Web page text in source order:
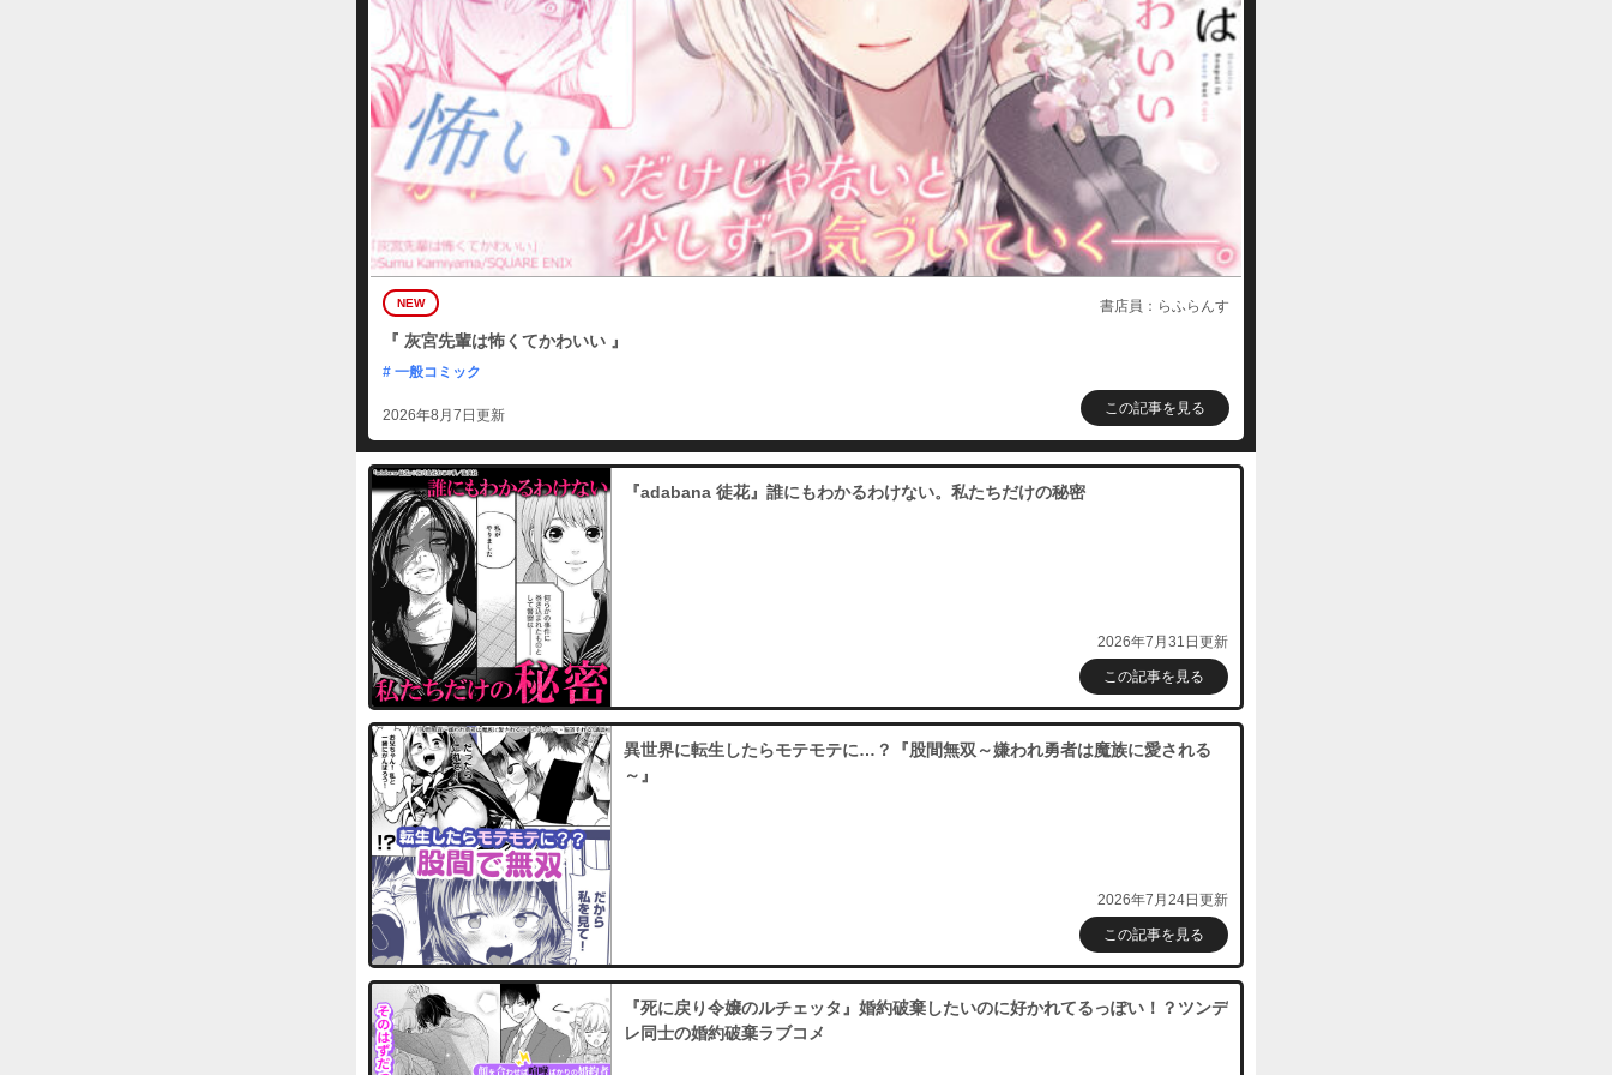
NEW 書店員：らふらんす
『 灰宮先輩は怖くてかわいい 』
# 一般コミック
2026年8月7日更新 この記事を見る
『adabana 徒花』誰にもわかるわけない。私たちだけの秘密
2026年7月31日更新
この記事を見る
異世界に転生したらモテモテに…？『股間無双～嫌われ勇者は魔族に愛される
～』
2026年7月24日更新
この記事を見る
『死に戻り令嬢のルチェッタ』婚約破棄したいのに好かれてるっぽい！？ツンデ
レ同士の婚約破棄ラブコメ